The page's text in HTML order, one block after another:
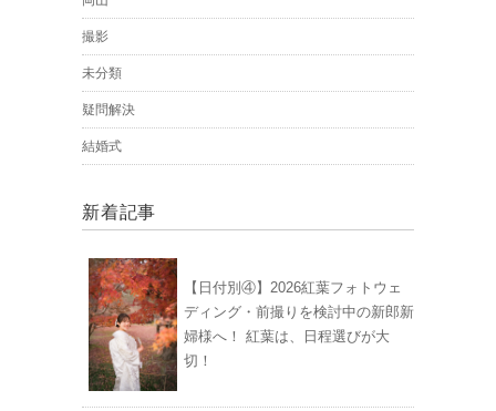
撮影
未分類
疑問解決
結婚式
新着記事
【日付別④】2026紅葉フォトウェ
ディング・前撮りを検討中の新郎新
婦様へ！ 紅葉は、日程選びが大
切！